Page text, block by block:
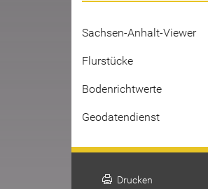
Sachsen-Anhalt-Viewer
Flurstücke
Bodenrichtwerte
Geodatendienst
print Drucken